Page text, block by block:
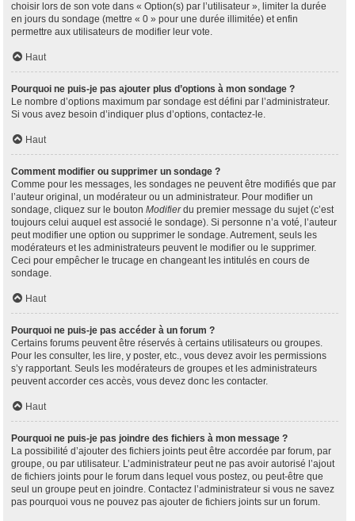
choisir lors de son vote dans « Option(s) par l’utilisateur », limiter la durée
en jours du sondage (mettre « 0 » pour une durée illimitée) et enfin
permettre aux utilisateurs de modifier leur vote.
Haut
Pourquoi ne puis-je pas ajouter plus d’options à mon sondage ?
Le nombre d’options maximum par sondage est défini par l’administrateur.
Si vous avez besoin d’indiquer plus d’options, contactez-le.
Haut
Comment modifier ou supprimer un sondage ?
Comme pour les messages, les sondages ne peuvent être modifiés que par
l’auteur original, un modérateur ou un administrateur. Pour modifier un
sondage, cliquez sur le bouton Modifierdu premier message du sujet (c’est
toujours celui auquel est associé le sondage). Si personne n’a voté, l’auteur
peut modifier une option ou supprimer le sondage. Autrement, seuls les
modérateurs et les administrateurs peuvent le modifier ou le supprimer.
Ceci pour empêcher le trucage en changeant les intitulés en cours de
sondage.
Haut
Pourquoi ne puis-je pas accéder à un forum ?
Certains forums peuvent être réservés à certains utilisateurs ou groupes.
Pour les consulter, les lire, y poster, etc., vous devez avoir les permissions
s’y rapportant. Seuls les modérateurs de groupes et les administrateurs
peuvent accorder ces accès, vous devez donc les contacter.
Haut
Pourquoi ne puis-je pas joindre des fichiers à mon message ?
La possibilité d’ajouter des fichiers joints peut être accordée par forum, par
groupe, ou par utilisateur. L’administrateur peut ne pas avoir autorisé l’ajout
de fichiers joints pour le forum dans lequel vous postez, ou peut-être que
seul un groupe peut en joindre. Contactez l’administrateur si vous ne savez
pas pourquoi vous ne pouvez pas ajouter de fichiers joints sur un forum.